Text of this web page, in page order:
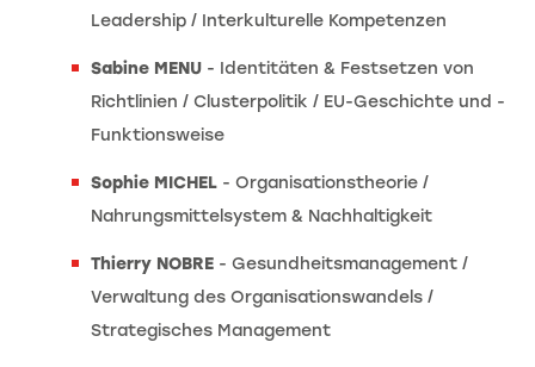
Leadership / Interkulturelle Kompetenzen
Sabine MENU - Identitäten & Festsetzen von
Richtlinien / Clusterpolitik / EU-Geschichte und -
Funktionsweise
Sophie MICHEL - Organisationstheorie /
Nahrungsmittelsystem & Nachhaltigkeit
Thierry NOBRE - Gesundheitsmanagement /
Verwaltung des Organisationswandels /
Strategisches Management